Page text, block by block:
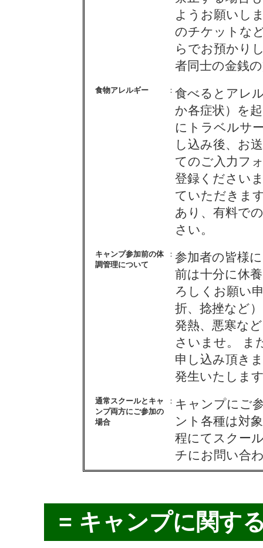
ようお願いし
のチケットな
らでお預かり
者同士の金銭
食物アレルギー ： 食べるとアレ
か各症状）を
にトラベルサ
し込み後、お
てのご入力フ
登録ください
ていただきま
あり、有料で
さい。
キャンプ参加前の体
調管理について
： 参加者の皆様
前は十分に休
ろしくお願い
折、捻挫など
発熱、悪寒な
さいませ。 ま
申し込み頂き
発生いたしま
通常スクールとキャ
ンプ両方にご参加の
場合
： キャンプにご
ント各種は対
程にてスクー
チにお問い合
= キャンプに関す